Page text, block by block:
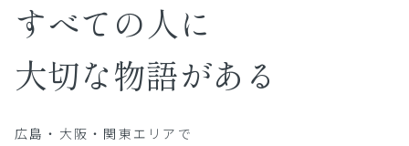
すべての人に
大切な物語がある
広島・大阪・関東エリアで